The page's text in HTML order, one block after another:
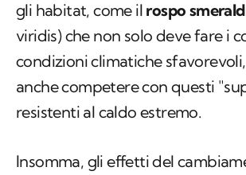
gli habitat, come il rospo
viridis) che non solo deve fare i
condizioni climatiche
anche competere con questi
resistenti al caldo estremo.
Insomma, gli effetti del